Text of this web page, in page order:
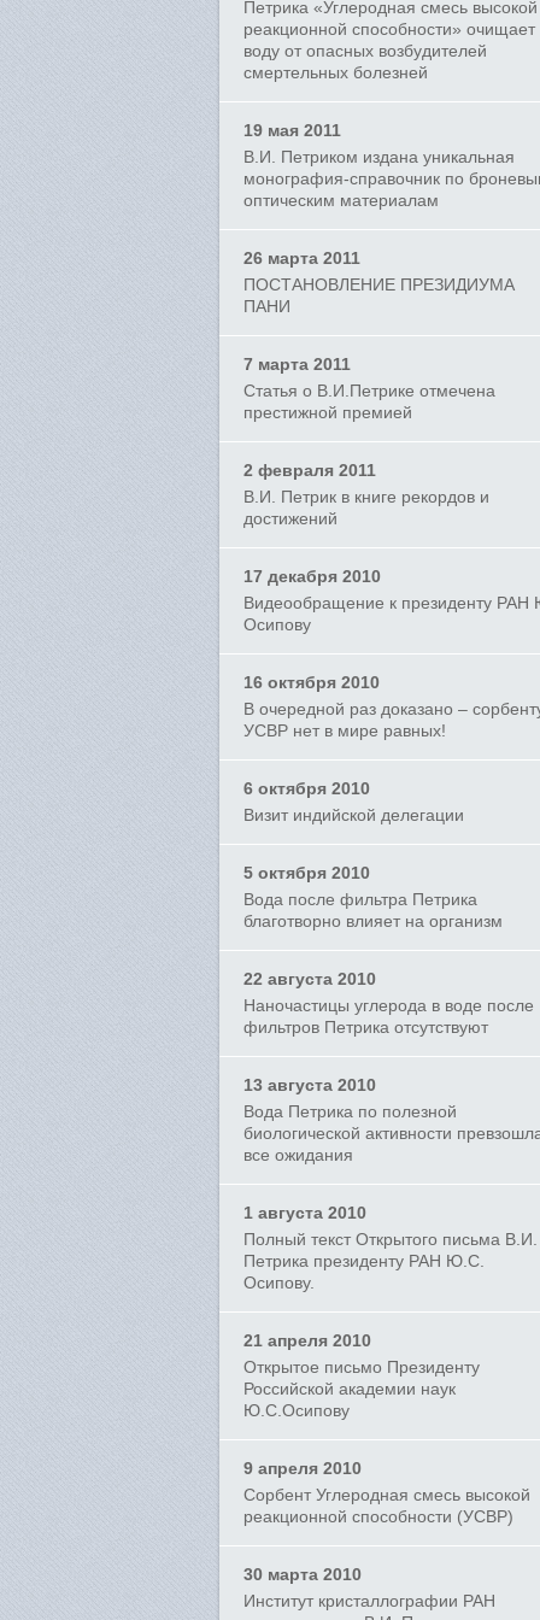
Петрика «Углеродная смесь высокой
реакционной способности» очищает
воду от опасных возбудителей
смертельных болезней
19 мая 2011
В.И. Петриком издана уникальная
монография-справочник по
оптическим материалам
26 марта 2011
ПОСТАНОВЛЕНИЕ ПРЕЗИДИУМА
ПАНИ
7 марта 2011
Статья о В.И.Петрике отмечена
престижной премией
2 февраля 2011
В.И. Петрик в книге рекордов и
достижений
17 декабря 2010
Видеообращение к президенту РАН
Осипову
16 октября 2010
В очередной раз доказано –
УСВР нет в мире равных!
6 октября 2010
Визит индийской делегации
5 октября 2010
Вода после фильтра Петрика
благотворно влияет на организм
22 августа 2010
Наночастицы углерода в воде после
фильтров Петрика отсутствуют
13 августа 2010
Вода Петрика по полезной
биологической активности
все ожидания
1 августа 2010
Полный текст Открытого письма В.И.
Петрика президенту РАН Ю.С.
Осипову.
21 апреля 2010
Открытое письмо Президенту
Российской академии наук
Ю.С.Осипову
9 апреля 2010
Сорбент Углеродная смесь высокой
реакционной способности (УСВР)
30 марта 2010
Институт кристаллографии РАН